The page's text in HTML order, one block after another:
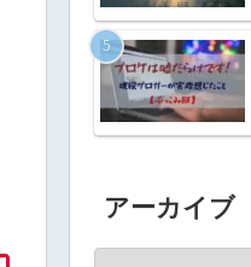
アーカイブ